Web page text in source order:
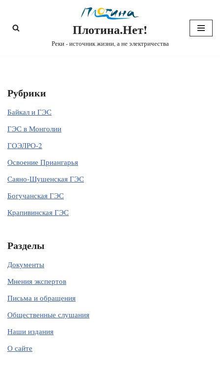
Перейти
Плотина.Нет!
Реки - источник жизни, а не электричества
Рубрики
Байкал и ГЭС
ГЭС в Монголии
ГОЭЛРО-2
Освоение Приангарья
Саяно-Шушенская ГЭС
Богучанская ГЭС
Крапивинская ГЭС
Разделы
Документы
Мнения экспертов
Письма и обращения
Общественные слушания
Наши издания
О сайте